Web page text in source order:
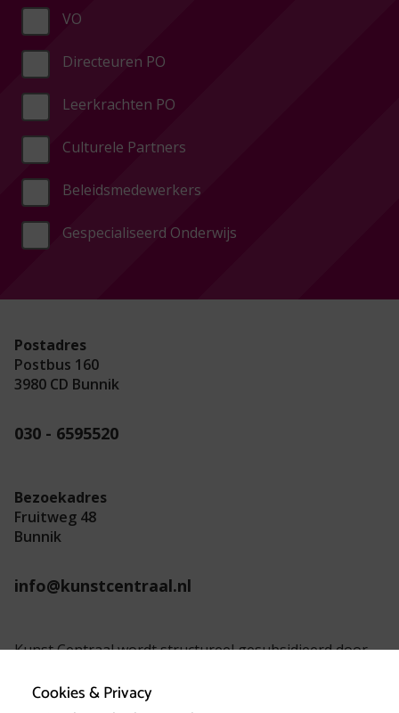
Cookies & Privacy
VO
Directeuren PO
Leerkrachten PO
Culturele Partners
Beleidsmedewerkers
Gespecialiseerd Onderwijs
Postadres
Postbus 160
3980 CD Bunnik
030 - 6595520
Bezoekadres
Fruitweg 48
Bunnik
info@kunstcentraal.nl
Kunst Centraal wordt structureel gesubsidieerd door